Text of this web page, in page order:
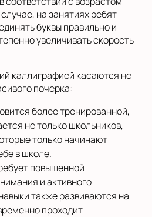
на занятиях ребят
буквы правильно и
увеличивать скорость
каллиграфией касаются не
почерка:
более тренированной,
не только школьников,
только начинают
в школе.
повышенной
и активного
также развиваются на
проходит